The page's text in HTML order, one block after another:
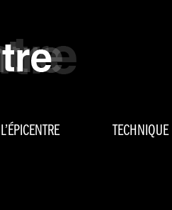
L’ÉPICENTRE TECHNIQUE